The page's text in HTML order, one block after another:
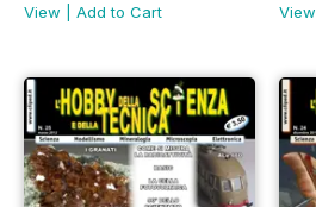
View
Add to Cart
View